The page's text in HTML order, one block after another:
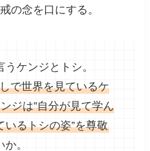
の念を口にする。
ケンジとトシ。
で世界を見ているケ
ジは”自分が見て学ん
いるトシの姿”を尊敬
。